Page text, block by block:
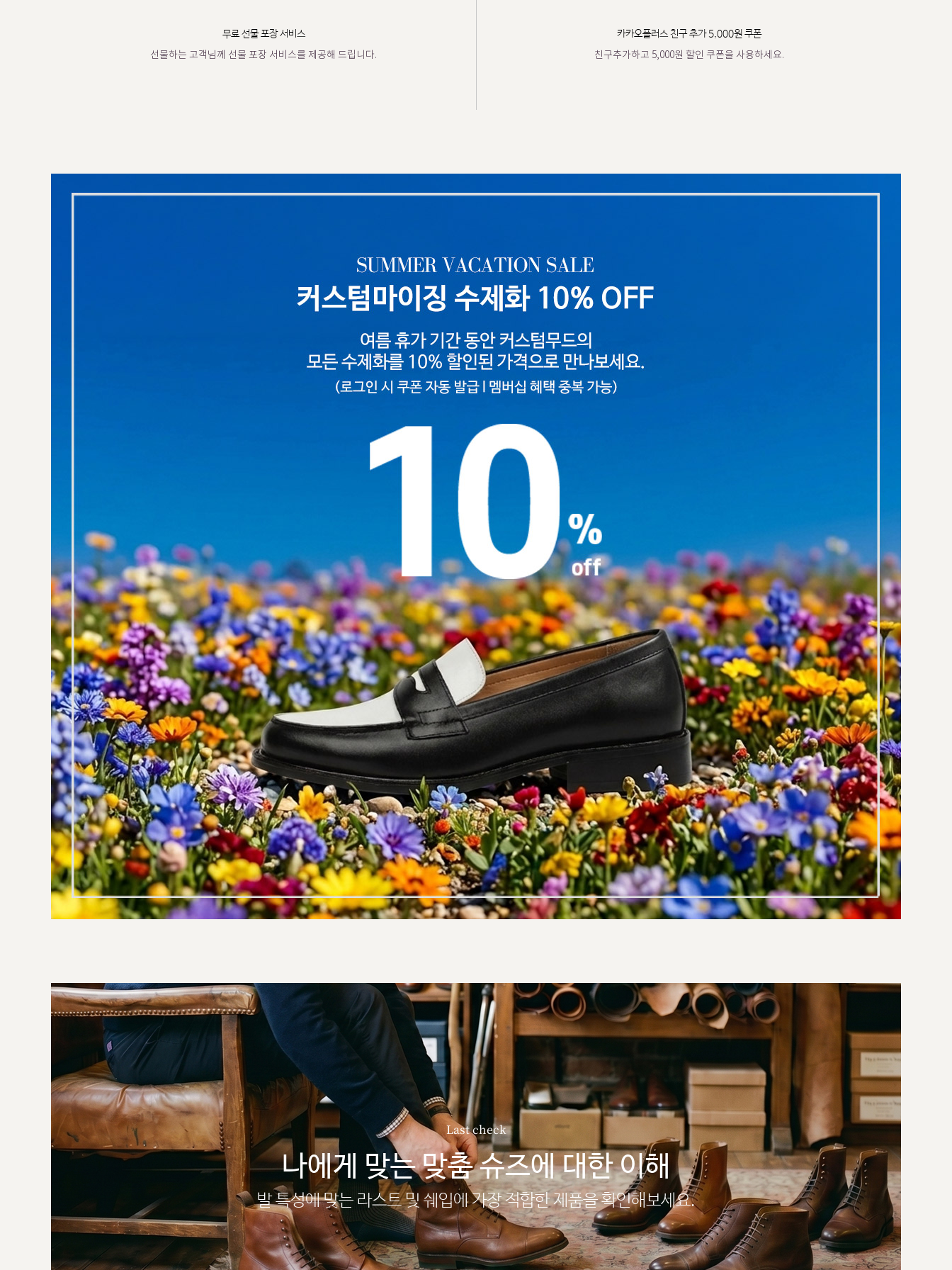
무료 선물 포장 서비스
선물하는 고객님께 선물 포장 서비스를 제공해 드립니다.
카카오플러스 친구 추가 5,000원 쿠폰
친구추가하고 5,000원 할인 쿠폰을 사용하세요.
Last check
나에게 맞는 맞춤 슈즈에 대한 이해
발 특성에 맞는 라스트 및 쉐입에 가장 적합한 제품을 확인해보세요.